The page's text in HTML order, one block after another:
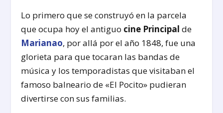
Lo primero que se construyó en la parcela
que ocupa hoy el antiguo cine Principal de
Marianao, por allá por el año 1848, fue una
glorieta para que tocaran las bandas de
música y los temporadistas que visitaban el
famoso balneario de «El Pocito» pudieran
divertirse con sus familias.